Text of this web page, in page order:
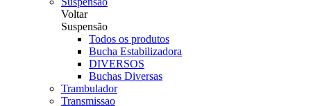
Voltar
Suspensão
Todos os produtos
Bucha Estabilizadora
DIVERSOS
Buchas Diversas
Trambulador
Transmissao